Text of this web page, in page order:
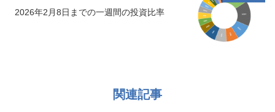
2026年2月8日までの一週間の投資比率
関連記事